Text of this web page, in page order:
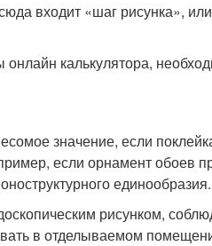
входит «шаг рисунка»,
калькулятора,
значение, если
если орнамент обоев
единообразия.
рисунком,
в отделываемом